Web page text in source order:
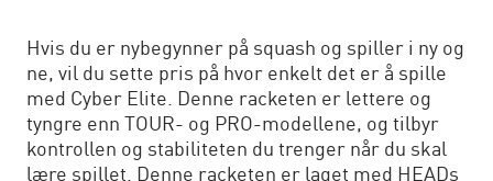
Hvis du er nybegynner på squash og spiller i ny og
ne, vil du sette pris på hvor enkelt det er å spille
med Cyber Elite. Denne racketen er lettere og
tyngre enn TOUR- og PRO-modellene, og tilbyr
kontrollen og stabiliteten du trenger når du skal
lære spillet. Denne racketen er laget med HEADs